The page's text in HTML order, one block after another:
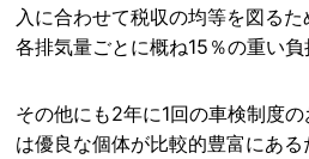
入に合わせて税収の均等を図るた
各排気量ごとに概ね15％の重い負
その他にも2年に1回の車検制度
は優良な個体が比較的豊富にあ